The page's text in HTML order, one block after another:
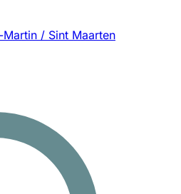
Martin / Sint Maarten